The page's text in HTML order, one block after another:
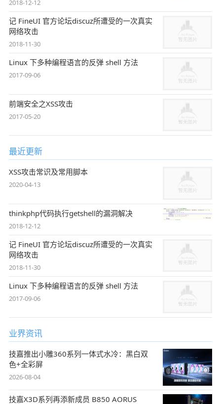
2018-12-12
记 FineUI 官方论坛discuz所遭受的一次真实
网络攻击
2018-11-30
Linux 下多种编程语言的反弹 shell 方法
2017-09-06
前端安全之XSS攻击
2017-05-20
最近更新
XSS攻击常识及常用脚本
2020-04-13
thinkphp代码执行getshell的漏洞解决
2018-12-12
记 FineUI 官方论坛discuz所遭受的一次真实
网络攻击
2018-11-30
Linux 下多种编程语言的反弹 shell 方法
2017-09-06
业界资讯
技嘉推出小雕360系列一体式水冷：黑白双
色+全彩屏
2026-08-04
技嘉X3D系列再添新成员 B850 AORUS